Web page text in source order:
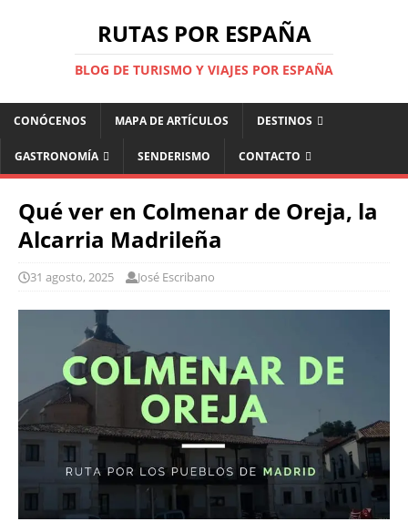
RUTAS POR ESPAÑA
BLOG DE TURISMO Y VIAJES POR ESPAÑA
CONÓCENOS MAPA DE ARTÍCULOS DESTINOS
GASTRONOMÍA SENDERISMO CONTACTO
Qué ver en Colmenar de Oreja, la
Alcarria Madrileña
31 agosto, 2025 José Escribano